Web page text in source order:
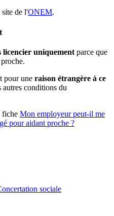
de l'ONEM.
licencier uniquement parce que
pour une raison étrangère à ce
autres conditions du
fiche Mon employeur peut-il me
pour aidant proche ?
sociale